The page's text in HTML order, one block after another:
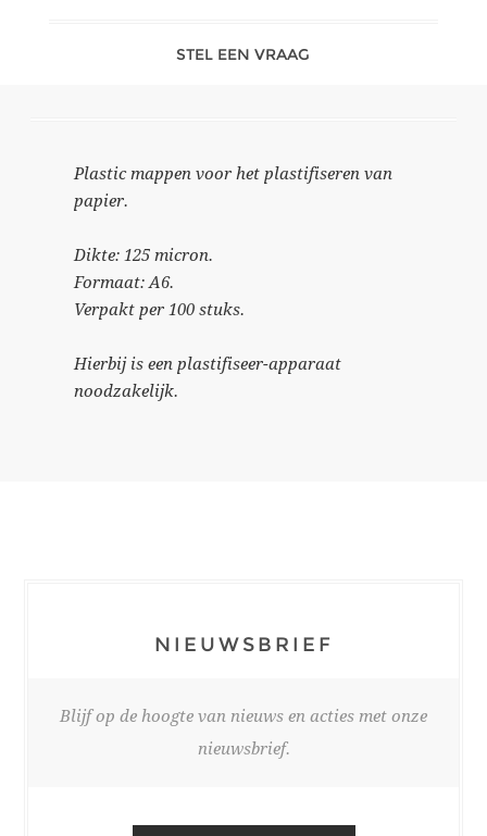
STEL EEN VRAAG
Plastic mappen voor het plastifiseren van
papier.
Dikte: 125 micron.
Formaat: A6.
Verpakt per 100 stuks.
Hierbij is een plastifiseer-apparaat
noodzakelijk.
NIEUWSBRIEF
Blijf op de hoogte van nieuws en acties met onze
nieuwsbrief.